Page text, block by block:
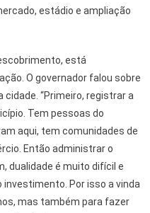
estádio e ampliação
está
O governador falou sobre
“Primeiro, registrar a
Tem pessoas do
aqui, tem comunidades de
Então administrar o
dualidade é muito difícil e
Por isso a vinda
mas também para fazer